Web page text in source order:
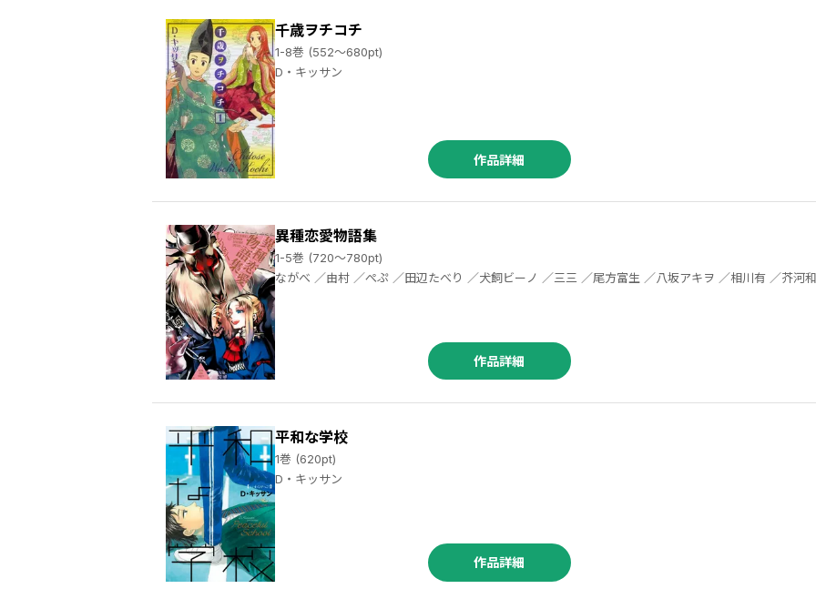
千歳ヲチコチ
1-8巻 (552～680pt)
D・キッサン
作品詳細
異種恋愛物語集
1-5巻 (720～780pt)
ながべ ／由村 ／ぺぷ ／田辺たべり ／犬飼ビーノ ／三三 ／尾方富生 ／八坂アキヲ ／相川有 ／芥河和真 ／隈 ／君塚祥 ／うさとる ／山口ツトム
作品詳細
平和な学校
1巻 (620pt)
D・キッサン
作品詳細